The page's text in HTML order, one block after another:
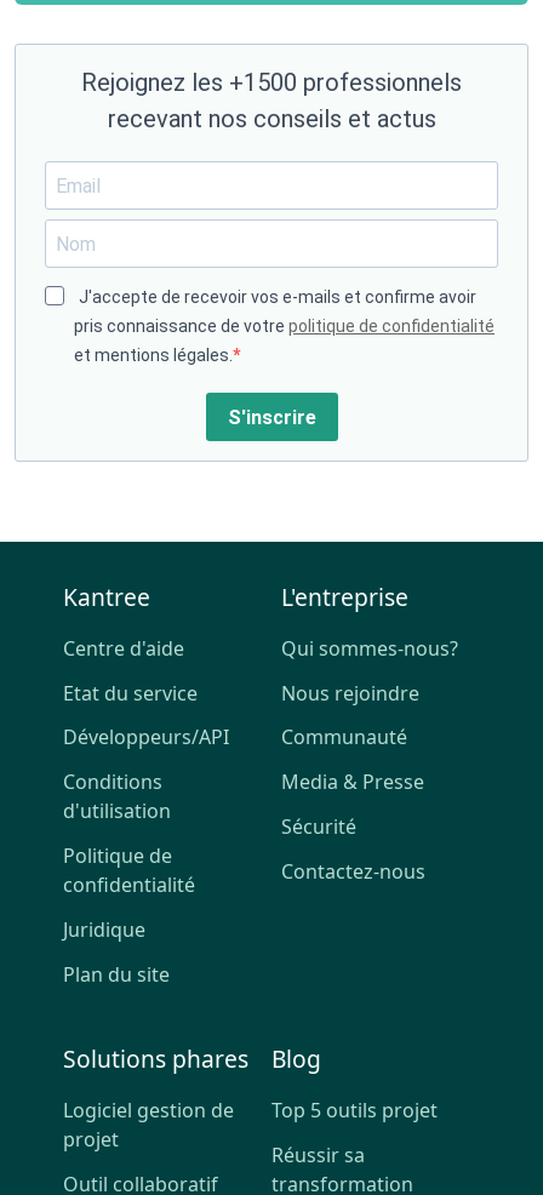
Rejoignez les +1500 professionnels
recevant nos conseils et actus
J'accepte de recevoir vos e-mails et confirme avoir
pris connaissance de votre politique de confidentialité
et mentions légales.
S'inscrire
Kantree
Centre d'aide
Etat du service
Développeurs/API
Conditions
d'utilisation
Politique de
confidentialité
Juridique
Plan du site
L'entreprise
Qui sommes-nous?
Nous rejoindre
Communauté
Media & Presse
Sécurité
Contactez-nous
Solutions phares
Logiciel gestion de
projet
Outil collaboratif
Blog
Top 5 outils projet
Réussir sa
transformation